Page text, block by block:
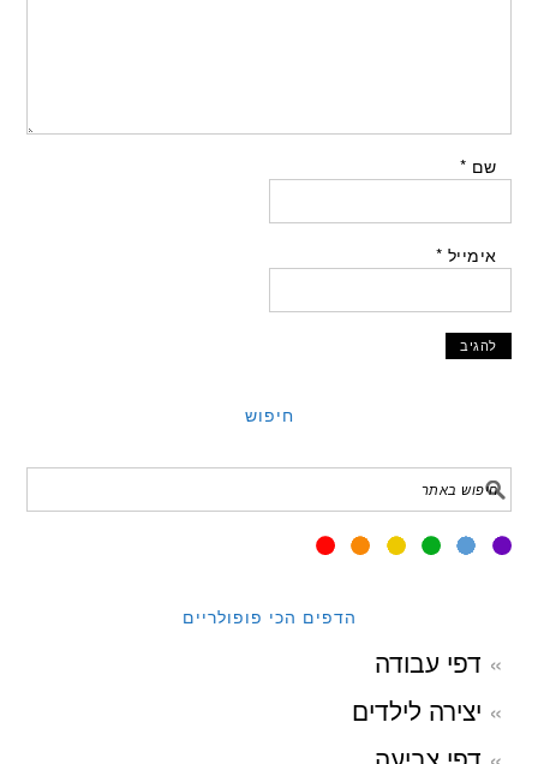
שם *
אימייל *
חיפוש
הדפים הכי פופולריים
דפי עבודה
יצירה לילדים